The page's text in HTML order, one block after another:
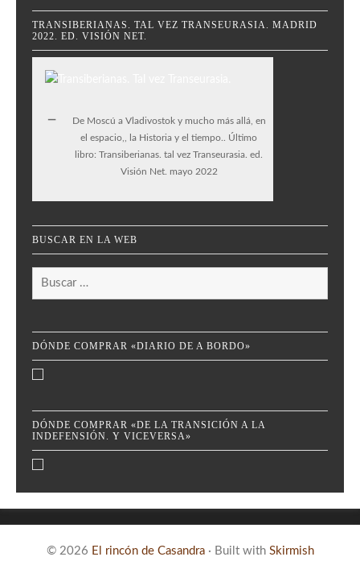
TRANSIBERIANAS. TAL VEZ TRANSEURASIA. MADRID
2022. ED. VISIÓN NET.
De Moscú a Vladivostok y mucho más allá, en
el espacio,, la Historia y el tiempo.. Último
libro: Transiberianas. tal vez Transeurasia. ed.
Visión Net. mayo 2022
BUSCAR EN LA WEB
Buscar:
DÓNDE COMPRAR «DIARIO DE A BORDO»
DÓNDE COMPRAR «DE LA TRANSICIÓN A LA
INDEFENSIÓN. Y VICEVERSA»
© 2026 El rincón de Casandra · Built with Skirmish